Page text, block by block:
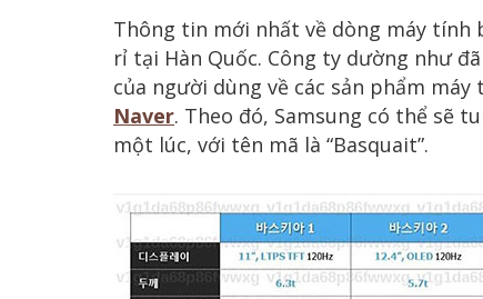
Thông tin mới nhất về dòng máy tính
rỉ tại Hàn Quốc. Công ty dường như
của người dùng về các sản phẩm
Naver. Theo đó, Samsung có thể sẽ
một lúc, với tên mã là “Basquait”.